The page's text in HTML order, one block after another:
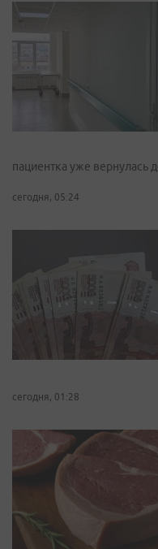
пациентка уже вернулась
сегодня, 05:24
сегодня, 01:28